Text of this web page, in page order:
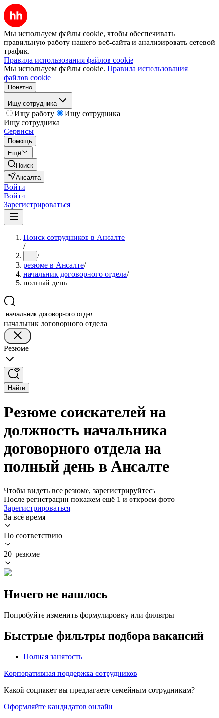
Мы используем файлы cookie, чтобы обеспечивать
правильную работу нашего веб-сайта и анализировать сетевой
трафик.
Правила использования файлов cookie
Мы используем файлы cookie. Правила использования
файлов cookie
Понятно
Ищу сотрудника
Ищу работу
Ищу сотрудника
Ищу сотрудника
Сервисы
Помощь
Ещё
Поиск
Ансалта
Войти
Войти
Зарегистрироваться
Поиск сотрудников в Ансалте
/
... /
резюме в Ансалте/
начальник договорного отдела/
полный день
начальник договорного отдела
Резюме
Найти
Резюме соискателей на
должность начальника
договорного отдела на
полный день в Ансалте
Чтобы видеть все резюме, зарегистрируйтесь
После регистрации покажем ещё 1 и откроем фото
Зарегистрироваться
За всё время
По соответствию
20 резюме
Ничего не нашлось
Попробуйте изменить формулировку или фильтры
Быстрые фильтры подбора вакансий
Полная занятость
Корпоративная поддержка сотрудников
Какой соцпакет вы предлагаете семейным сотрудникам?
Оформляйте кандидатов онлайн